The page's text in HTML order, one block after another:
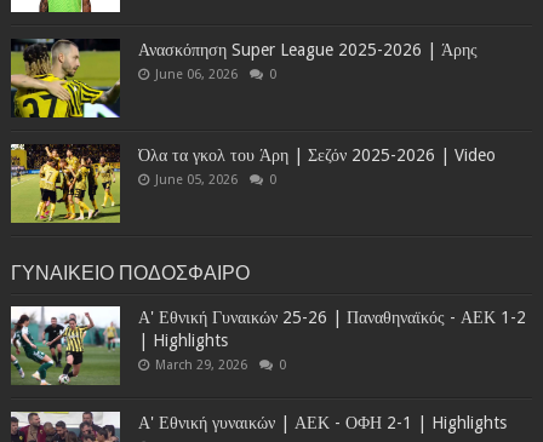
Ανασκόπηση Super League 2025-2026 | Άρης
June 06, 2026 0
Όλα τα γκολ του Άρη | Σεζόν 2025-2026 | Video
June 05, 2026 0
ΓΥΝΑΙΚΕΙΟ ΠΟΔΟΣΦΑΙΡΟ
Α' Εθνική Γυναικών 25-26 | Παναθηναϊκός - ΑΕΚ 1-2
| Highlights
March 29, 2026 0
Α' Εθνική γυναικών | ΑΕΚ - ΟΦΗ 2-1 | Highlights